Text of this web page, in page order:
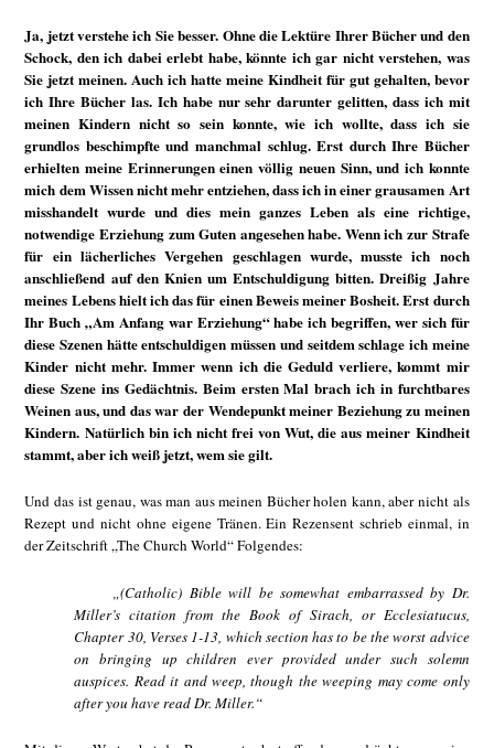
Ja, jetzt verstehe ich Sie besser. Ohne die Lektüre Ihrer Bücher und den
Schock, den ich dabei erlebt habe, könnte ich gar nicht verstehen, was
Sie jetzt meinen. Auch ich hatte meine Kindheit für gut gehalten, bevor
ich Ihre Bücher las. Ich habe nur sehr darunter gelitten, dass ich mit
meinen Kindern nicht so sein konnte, wie ich wollte, dass ich sie
grundlos beschimpfte und manchmal schlug. Erst durch Ihre Bücher
erhielten meine Erinnerungen einen völlig neuen Sinn, und ich konnte
mich dem Wissen nicht mehr entziehen, dass ich in einer grausamen Art
misshandelt wurde und dies mein ganzes Leben als eine richtige,
notwendige Erziehung zum Guten angesehen habe. Wenn ich zur Strafe
für ein lächerliches Vergehen geschlagen wurde, musste ich noch
anschließend auf den Knien um Entschuldigung bitten. Dreißig Jahre
meines Lebens hielt ich das für einen Beweis meiner Bosheit. Erst durch
Ihr Buch „Am Anfang war Erziehung“ habe ich begriffen, wer sich für
diese Szenen hätte entschuldigen müssen und seitdem schlage ich meine
Kinder nicht mehr. Immer wenn ich die Geduld verliere, kommt mir
diese Szene ins Gedächtnis. Beim ersten Mal brach ich in furchtbares
Weinen aus, und das war der Wendepunkt meiner Beziehung zu meinen
Kindern. Natürlich bin ich nicht frei von Wut, die aus meiner Kindheit
stammt, aber ich weiß jetzt, wem sie gilt.
Und das ist genau, was man aus meinen Bücher holen kann, aber nicht als
Rezept und nicht ohne eigene Tränen. Ein Rezensent schrieb einmal, in
der Zeitschrift „The Church World“ Folgendes:
„(Catholic) Bible will be somewhat embarrassed by Dr.
Miller’s citation from the Book of Sirach, or Ecclesiatucus,
Chapter 30, Verses 1-13, which section has to be the worst advice
on bringing up children ever provided under such solemn
auspices. Read it and weep, though the weeping may come only
after you have read Dr. Miller.“